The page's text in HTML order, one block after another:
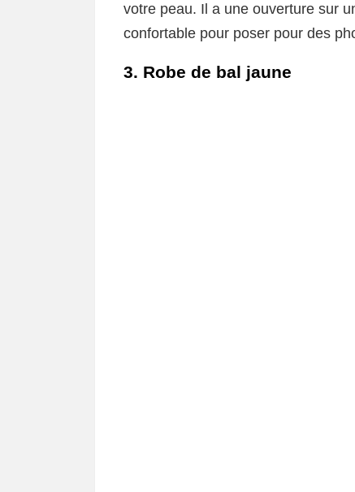
votre peau. Il a une ouverture sur
confortable pour poser pour des
3. Robe de bal jaune